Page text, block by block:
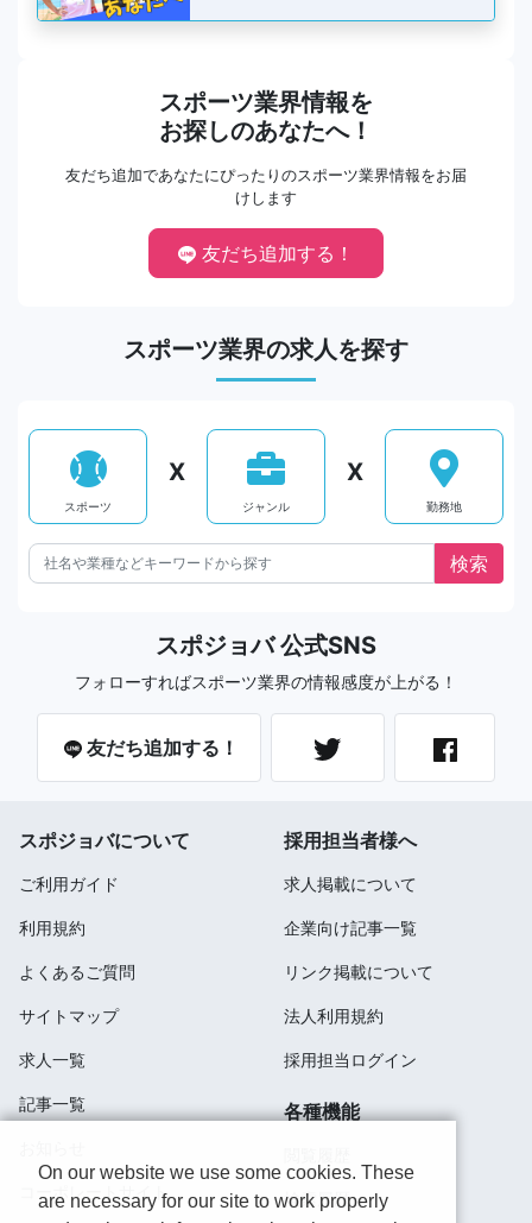
スポーツ業界情報を
お探しのあなたへ！
友だち追加であなたにぴったりのスポーツ業界情報をお届
けします
友だち追加する！
スポーツ業界の求人を探す
スポーツ
X
ジャンル
X
勤務地
スポジョバ 公式SNS
フォローすればスポーツ業界の情報感度が上がる！
友だち追加する！
スポジョバについて
ご利用ガイド
利用規約
よくあるご質問
サイトマップ
求人一覧
記事一覧
コーポレートサイト
採用担当者様へ
求人掲載について
企業向け記事一覧
リンク掲載について
法人利用規約
採用担当ログイン
各種機能
検索履歴
On our website we use some cookies. These
are necessary for our site to work properly